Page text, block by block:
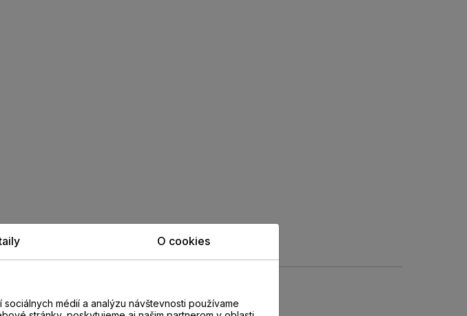
O cookies
médií a analýzu návštevnosti používame